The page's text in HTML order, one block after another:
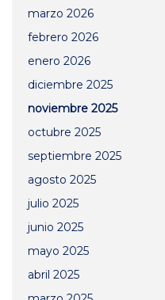
marzo 2026
febrero 2026
enero 2026
diciembre 2025
noviembre 2025
octubre 2025
septiembre 2025
agosto 2025
julio 2025
junio 2025
mayo 2025
abril 2025